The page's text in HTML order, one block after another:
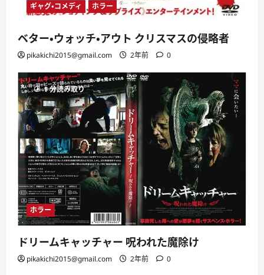
ギャグ・コメディ ホラー
ベター・ウォッチ・アウト クリスマスの侵略者
pikakichi2015@gmail.com 2年前 0
1 分読み取り
ホラー
ドリームキャッチャー 呪われた魔除け
pikakichi2015@gmail.com 2年前 0